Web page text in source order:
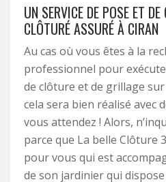
UN SERVICE DE POSE ET
CLÔTURÉ ASSURÉ À CIRAN
Au cas où vous êtes à la
professionnel pour
de clôture et de grillage
cela sera bien réalisé avec
vous attendez ! Alors,
parce que La belle Clôture
pour vous qui est
de son jardinier qui